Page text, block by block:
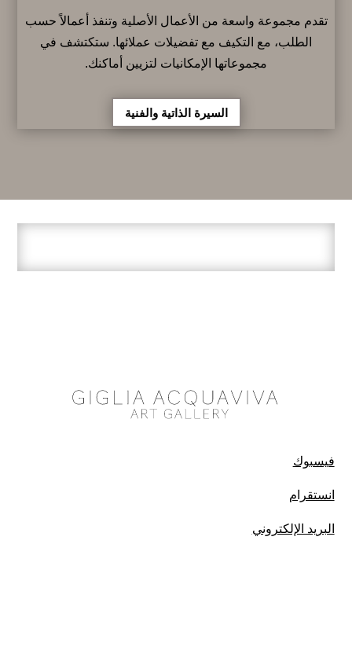
تقدم مجموعة واسعة من الأعمال الأصلية وتنفذ أعمالاً حسب
الطلب، مع التكيف مع تفضيلات عملائها. ستكتشف في
مجموعاتها الإمكانيات لتزيين أماكنك.
السيرة الذاتية والفنية
فيسبوك
انستقرام
البريد الإلكتروني